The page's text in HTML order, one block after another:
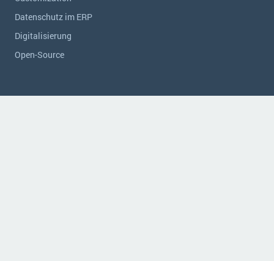
Datenschutz im ERP
Digitalisierung
Open-Source